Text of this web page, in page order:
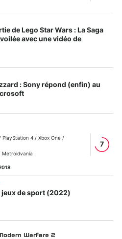
de Lego Star Wars : La Saga
avec une vidéo de
: Sony répond (enfin) au
PlayStation 4 / Xbox One /
Metroidvania
7
jeux de sport (2022)
Warfare 2